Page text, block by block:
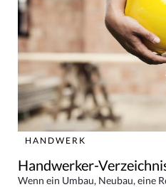
HANDWERK
Handwerker-
Wenn ein Umbau, Neubau, eine